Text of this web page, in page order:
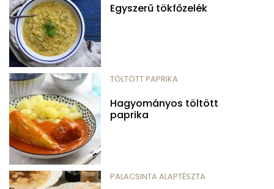
Egyszerű tökfőzelék
TÖLTÖTT PAPRIKA
Hagyományos töltött
paprika
PALACSINTA ALAPTÉSZTA